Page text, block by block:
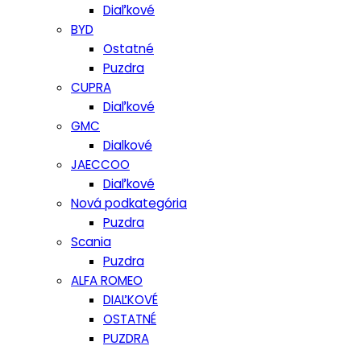
Diaľkové
BYD
Ostatné
Puzdra
CUPRA
Diaľkové
GMC
Dialkové
JAECCOO
Diaľkové
Nová podkategória
Puzdra
Scania
Puzdra
ALFA ROMEO
DIAĽKOVÉ
OSTATNÉ
PUZDRA